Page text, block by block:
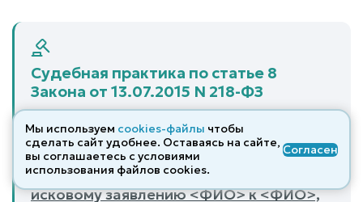
Судебная практика по статье 8
Закона от 13.07.2015 N 218-ФЗ
Решение по делу № 2-34/2025 от
29.08.2025 - Об установлении смежной
границы земельных участков,
установлении сервитута, встречному
исковому заявлению <ФИО> к <ФИО>,
Мы используем cookies-файлы чтобы
сделать сайт удобнее. Оставаясь на сайте,
вы соглашаетесь с условиями
использования файлов cооkies.
Согласен